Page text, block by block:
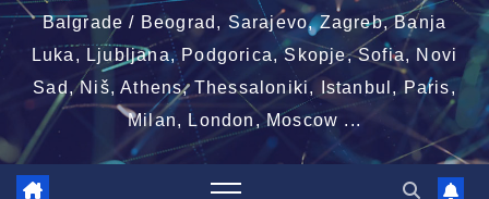
Balgrade / Beograd, Sarajevo, Zagreb, Banja
Luka, Ljubljana, Podgorica, Skopje, Sofia, Novi
Sad, Niš, Athens, Thessaloniki, Istanbul, Paris,
Milan, London, Moscow ...